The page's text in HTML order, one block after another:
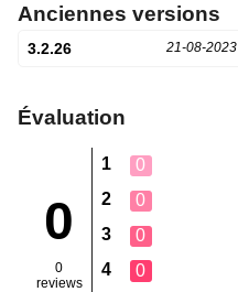
Anciennes versions
3.2.26 21-08-2023
Évaluation
0
0
reviews
1
0
2
0
3
0
4
0